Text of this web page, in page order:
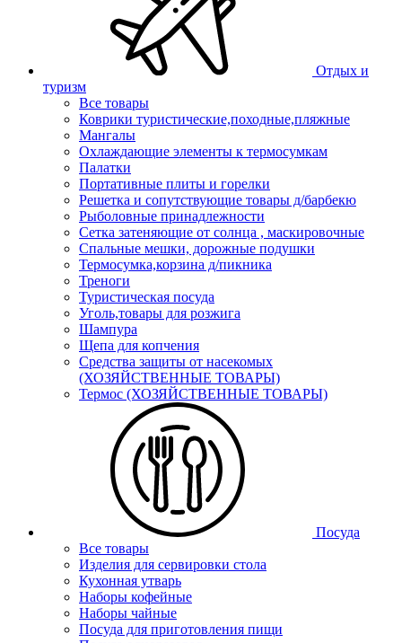
Отдых и
туризм
Все товары
Коврики туристические,походные,пляжные
Мангалы
Охлаждающие элементы к термосумкам
Палатки
Портативные плиты и горелки
Решетка и сопутствующие товары д/барбекю
Рыболовные принадлежности
Сетка затеняющие от солнца , маскировочные
Спальные мешки, дорожные подушки
Термосумка,корзина д/пикника
Треноги
Туристическая посуда
Уголь,товары для розжига
Шампура
Щепа для копчения
Средства защиты от насекомых
(ХОЗЯЙСТВЕННЫЕ ТОВАРЫ)
Термос (ХОЗЯЙСТВЕННЫЕ ТОВАРЫ)
Посуда
Все товары
Изделия для сервировки стола
Кухонная утварь
Наборы кофейные
Наборы чайные
Посуда для приготовления пищи